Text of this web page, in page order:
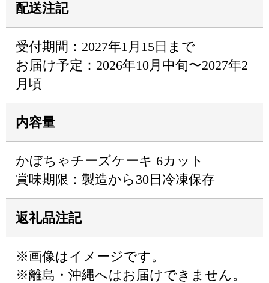
配送注記
受付期間：2027年1月15日まで
お届け予定：2026年10月中旬〜2027年2
月頃
内容量
かぼちゃチーズケーキ 6カット
賞味期限：製造から30日冷凍保存
返礼品注記
※画像はイメージです。
※離島・沖縄へはお届けできません。